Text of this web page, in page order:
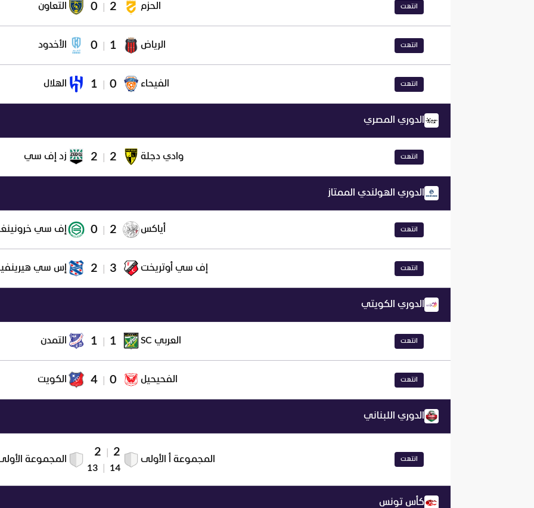
انتهت الحزم 2
0 التعاون
انتهت الرياض 1
0 الأخدود
انتهت الفيحاء 0
1 الهلال
الدوري المصري
انتهت وادي دجلة 2
2 زد إف سي
الدوري الهولندي الممتاز
انتهت أياكس 2
0 إف سي
انتهت إف سي أوتريخت 3
2 إس سي
الدوري الكويتي
انتهت العربي SC 1
1 التمدن
انتهت الفحيحيل 0
4 الكويت
الدوري اللبناني
انتهت المجموعة أ الأولى
2
2
14
13
المجموعة
كأس تونس